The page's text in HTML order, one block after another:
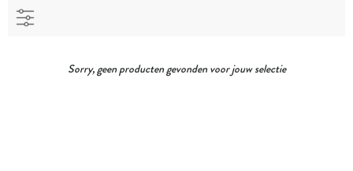
Sorry, geen producten gevonden voor jouw selectie